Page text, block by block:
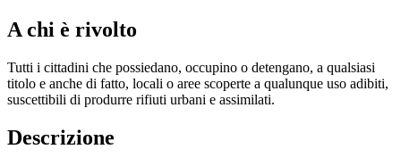
A chi è rivolto
Tutti i cittadini che possiedano, occupino o detengano, a qualsiasi
titolo e anche di fatto, locali o aree scoperte a qualunque uso adibiti,
suscettibili di produrre rifiuti urbani e assimilati.
Descrizione